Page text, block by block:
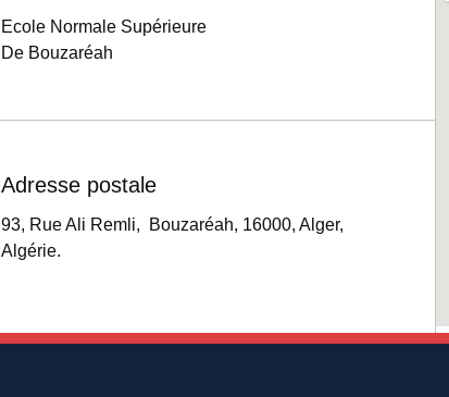
Ecole Normale Supérieure
De Bouzaréah
Adresse postale
93, Rue Ali Remli, Bouzaréah, 16000, Alger,
Algérie.